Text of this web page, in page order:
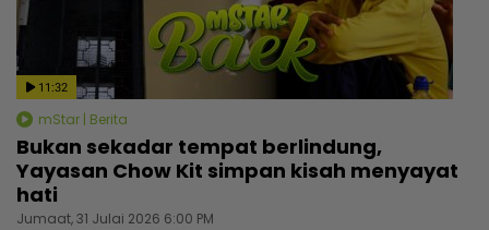
11:32
mStar | Berita
Bukan sekadar tempat berlindung,
Yayasan Chow Kit simpan kisah menyayat
hati
Jumaat, 31 Julai 2026 6:00 PM